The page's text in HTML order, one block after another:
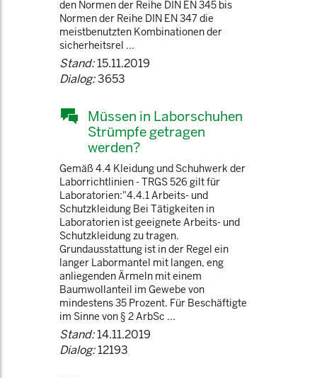
den Normen der Reihe DIN EN 345 bis
Normen der Reihe DIN EN 347 die
meistbenutzten Kombinationen der
sicherheitsrel ...
Stand:15.11.2019
Dialog:3653
Müssen in Laborschuhen
Strümpfe getragen
werden?
Gemäß 4.4 Kleidung und Schuhwerk der
Laborrichtlinien - TRGS 526 gilt für
Laboratorien:"4.4.1 Arbeits- und
Schutzkleidung Bei Tätigkeiten in
Laboratorien ist geeignete Arbeits- und
Schutzkleidung zu tragen.
Grundausstattung ist in der Regel ein
langer Labormantel mit langen, eng
anliegenden Ärmeln mit einem
Baumwollanteil im Gewebe von
mindestens 35 Prozent. Für Beschäftigte
im Sinne von § 2 ArbSc ...
Stand:14.11.2019
Dialog:12193